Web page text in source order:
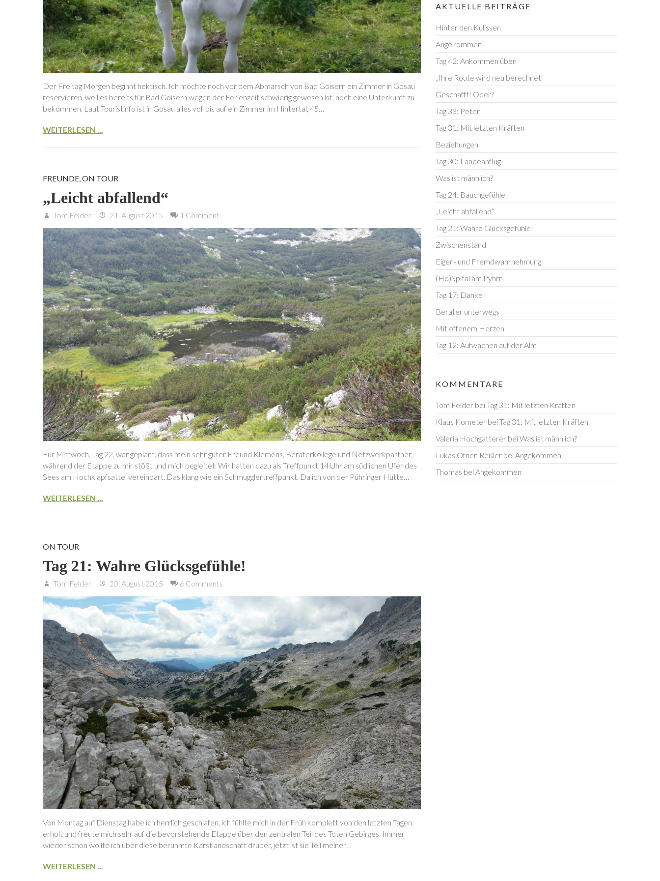
Der Freitag Morgen beginnt hektisch. Ich möchte noch vor dem Abmarsch von Bad Goisern ein Zimmer in Gosau
reservieren, weil es bereits für Bad Goisern wegen der Ferienzeit schwierig gewesen ist, noch eine Unterkunft zu
bekommen. Laut Touristinfo ist in Gosau alles voll bis auf ein Zimmer im Hintertal, 45…
WEITERLESEN ...
FREUNDE,ON TOUR
„Leicht abfallend“
Tom Felder 21. August 2015 1 Comment
Für Mittwoch, Tag 22, war geplant, dass mein sehr guter Freund Klemens, Beraterkollege und Netzwerkpartner,
während der Etappe zu mir stößt und mich begleitet. Wir hatten dazu als Treffpunkt 14 Uhr am südlichen Ufer des
Sees am Hochklapfsattel vereinbart. Das klang wie ein Schmugglertreffpunkt. Da ich von der Pühringer Hütte…
WEITERLESEN ...
ON TOUR
Tag 21: Wahre Glücksgefühle!
Tom Felder 20. August 2015 6 Comments
Von Montag auf Dienstag habe ich herrlich geschlafen, ich fühlte mich in der Früh komplett von den letzten Tagen
erholt und freute mich sehr auf die bevorstehende Etappe über den zentralen Teil des Toten Gebirges. Immer
wieder schon wollte ich über diese berühmte Karstlandschaft drüber, jetzt ist sie Teil meiner…
WEITERLESEN ...
AKTUELLE BEITRÄGE
Hinter den Kulissen
Angekommen
Tag 42: Ankommen üben
„Ihre Route wird neu berechnet“
Geschafft! Oder?
Tag 33: Peter
Tag 31: Mit letzten Kräften
Beziehungen
Tag 30: Landeanflug
Was ist männlich?
Tag 24: Bauchgefühle
„Leicht abfallend“
Tag 21: Wahre Glücksgefühle!
Zwischenstand
Eigen- und Fremdwahrnehmung
(Ho)Spital am Pyhrn
Tag 17: Danke
Berater unterwegs
Mit offenem Herzen
Tag 12: Aufwachen auf der Alm
KOMMENTARE
Tom FelderbeiTag 31: Mit letzten Kräften
Klaus KometerbeiTag 31: Mit letzten Kräften
Valeria HochgattererbeiWas ist männlich?
Lukas Ofner-ReßlerbeiAngekommen
Thomas beiAngekommen